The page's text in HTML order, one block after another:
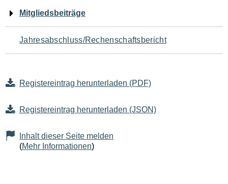
Mitgliedsbeiträge
Jahresabschluss/Rechenschaftsbericht
Registereintrag herunterladen (PDF)
Registereintrag herunterladen (JSON)
Inhalt dieser Seite melden
(Mehr Informationen)